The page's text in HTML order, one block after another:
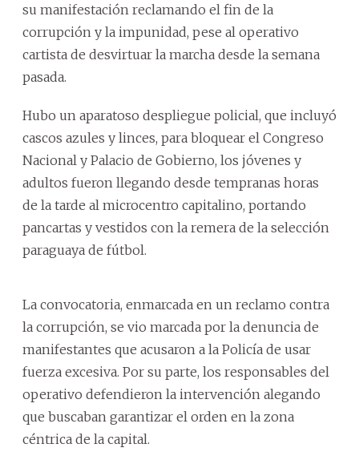
su manifestación reclamando el fin de la
corrupción y la impunidad, pese al operativo
cartista de desvirtuar la marcha desde la semana
pasada.
Hubo un aparatoso despliegue policial, que incluyó
cascos azules y linces, para bloquear el Congreso
Nacional y Palacio de Gobierno, los jóvenes y
adultos fueron llegando desde tempranas horas
de la tarde al microcentro capitalino, portando
pancartas y vestidos con la remera de la selección
paraguaya de fútbol.
La convocatoria, enmarcada en un reclamo contra
la corrupción, se vio marcada por la denuncia de
manifestantes que acusaron a la Policía de usar
fuerza excesiva. Por su parte, los responsables del
operativo defendieron la intervención alegando
que buscaban garantizar el orden en la zona
céntrica de la capital.